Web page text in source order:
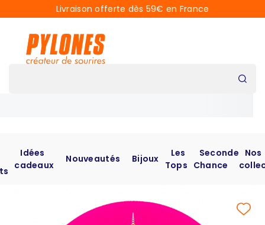
Livraison offerte dès 59€ en France
Idées
cadeaux
Nouveautés Bijoux
Les
Tops
Seconde
Chance
Nos